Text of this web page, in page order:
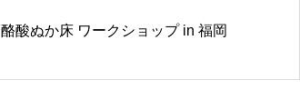
酪酸ぬか床 ワークショップ in 福岡